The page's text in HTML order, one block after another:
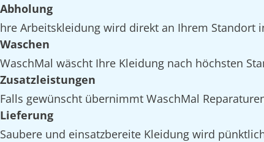
Abholung
hre Arbeitskleidung wird direkt an Ihrem Standort
Waschen
WaschMal wäscht Ihre Kleidung nach höchsten
Zusatzleistungen
Falls gewünscht übernimmt WaschMal
Lieferung
Saubere und einsatzbereite Kleidung wird